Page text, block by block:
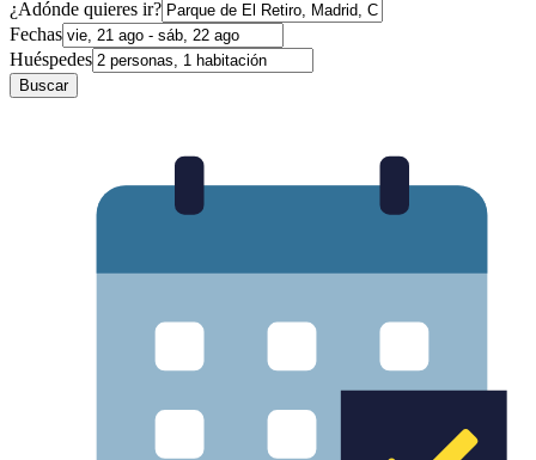
¿Adónde quieres ir?
Fechas
Huéspedes
Buscar